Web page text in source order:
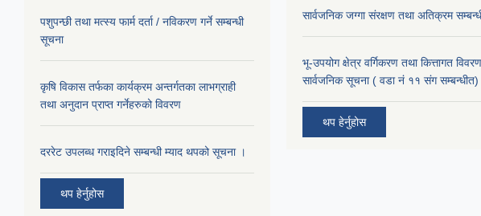
पशुपन्छी तथा मत्स्य फार्म दर्ता / नविकरण गर्ने सम्बन्धी
सूचना
कृषि विकास तर्फका कार्यक्रम अन्तर्गतका लाभग्राही
तथा अनुदान प्राप्त गर्नेहरुको विवरण
दररेट उपलब्ध गराइदिने सम्बन्धी म्याद थपको सूचना ।
थप हेर्नुहोस
सार्वजनिक जग्गा संरक्षण तथा अतिक्रम
भू-उपयोग क्षेत्र वर्गिकरण तथा कित्तागत
सार्वजनिक सूचना ( वडा नं ११ संग सम्बन्धीत)
थप हेर्नुहोस